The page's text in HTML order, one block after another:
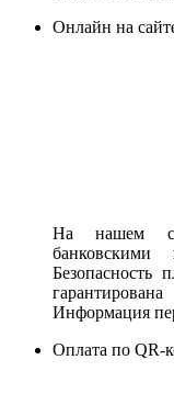
Онлайн на
На нашем
Безопасность
Информация
Оплата по QR-